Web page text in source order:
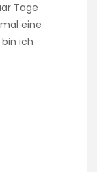
Tage
eine
ich